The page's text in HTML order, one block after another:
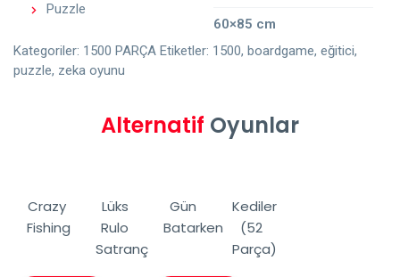
Puzzle
60×85 cm
Kategoriler: 1500 PARÇA Etiketler: 1500, boardgame, eğitici,
puzzle, zeka oyunu
Alternatif Oyunlar
Crazy
Fishing
Lüks
Rulo
Satranç
Gün
Batarken
Kediler
(52
Parça)